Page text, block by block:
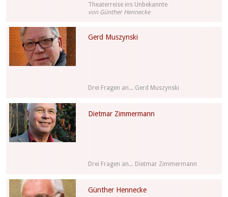
Theaterreise ins Unbekannte
von Günther Hennecke
Gerd Muszynski
Drei Fragen an... Gerd Muszynski
Dietmar Zimmermann
Drei Fragen an... Dietmar Zimmermann
Günther Hennecke